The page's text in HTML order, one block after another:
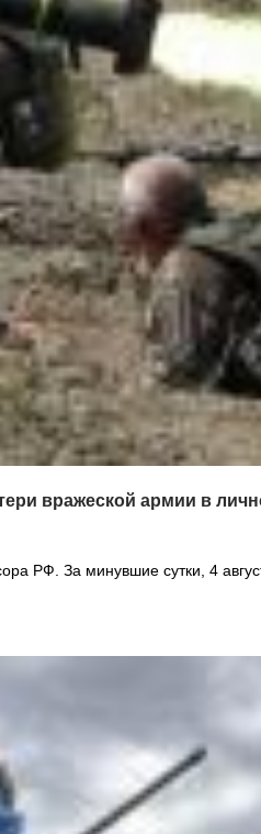
вражеской армии в
РФ. За минувшие сутки, 4